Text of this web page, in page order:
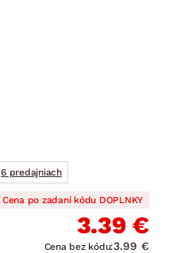
6 predajniach
Cena po zadaní kódu DOPLNKY
3.39 €
Cena bez kódu:3.99 €